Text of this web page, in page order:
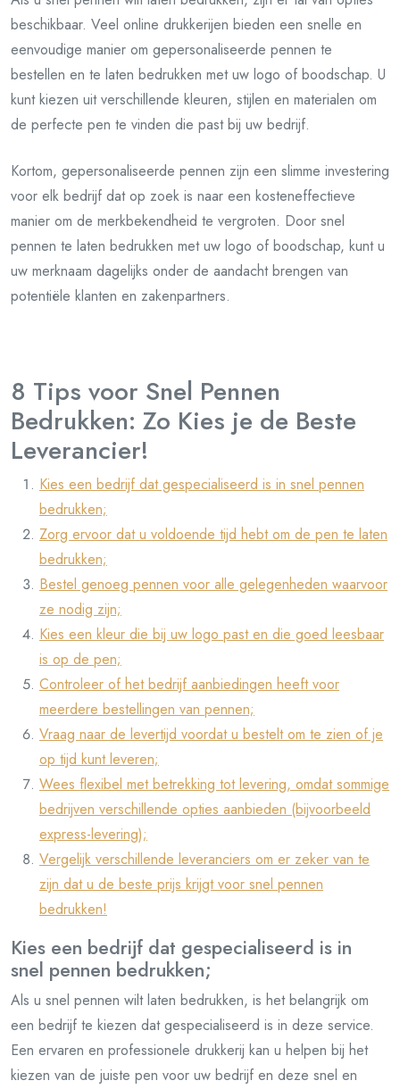
beschikbaar. Veel online drukkerijen bieden een snelle en
eenvoudige manier om gepersonaliseerde pennen te
bestellen en te laten bedrukken met uw logo of boodschap. U
kunt kiezen uit verschillende kleuren, stijlen en materialen om
de perfecte pen te vinden die past bij uw bedrijf.
Kortom, gepersonaliseerde pennen zijn een slimme investering
voor elk bedrijf dat op zoek is naar een kosteneffectieve
manier om de merkbekendheid te vergroten. Door snel
pennen te laten bedrukken met uw logo of boodschap, kunt u
uw merknaam dagelijks onder de aandacht brengen van
potentiële klanten en zakenpartners.
8 Tips voor Snel Pennen
Bedrukken: Zo Kies je de Beste
Leverancier!
Kies een bedrijf dat gespecialiseerd is in snel pennen
bedrukken;
Zorg ervoor dat u voldoende tijd hebt om de pen te laten
bedrukken;
Bestel genoeg pennen voor alle gelegenheden waarvoor
ze nodig zijn;
Kies een kleur die bij uw logo past en die goed leesbaar
is op de pen;
Controleer of het bedrijf aanbiedingen heeft voor
meerdere bestellingen van pennen;
Vraag naar de levertijd voordat u bestelt om te zien of je
op tijd kunt leveren;
Wees flexibel met betrekking tot levering, omdat sommige
bedrijven verschillende opties aanbieden (bijvoorbeeld
express-levering);
Vergelijk verschillende leveranciers om er zeker van te
zijn dat u de beste prijs krijgt voor snel pennen
bedrukken!
Kies een bedrijf dat gespecialiseerd is in
snel pennen bedrukken;
Als u snel pennen wilt laten bedrukken, is het belangrijk om
een bedrijf te kiezen dat gespecialiseerd is in deze service.
Een ervaren en professionele drukkerij kan u helpen bij het
kiezen van de juiste pen voor uw bedrijf en deze snel en